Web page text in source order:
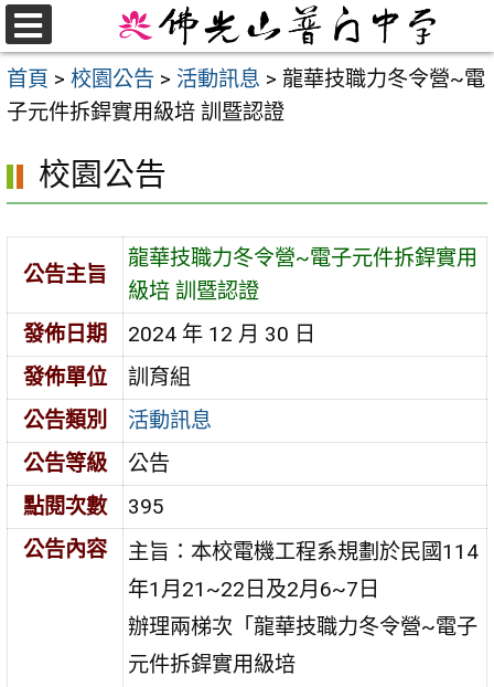
跳
至
主
要
首頁 > 校園公告 > 活動訊息 > 龍華技職力冬令營~電
子元件拆銲實用級培 訓暨認證
校園公告
公告主旨
龍華技職力冬令營~電子元件拆銲實用
級培 訓暨認證
發佈日期
2024 年 12 月 30 日
發佈單位
訓育組
公告類別
活動訊息
公告等級
公告
點閱次數
395
公告內容
主旨：本校電機工程系規劃於民國114
年1月21~22日及2月6~7日
辦理兩梯次「龍華技職力冬令營~電子
元件拆銲實用級培
選
單